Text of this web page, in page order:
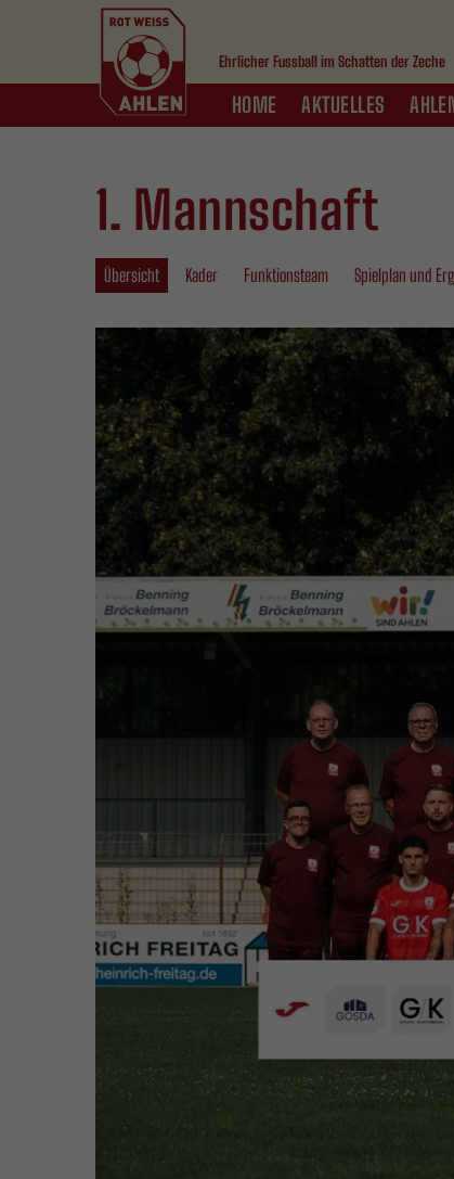
Ehrlicher Fussball im Schatten der Zeche
HOME AKTUELLES
1. Mannschaft
Übersicht Kader Funktionsteam Spielplan und